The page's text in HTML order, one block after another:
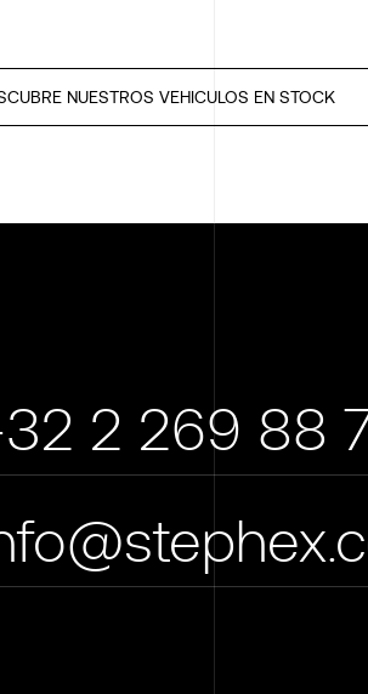
NUESTROS VEHICULOS EN STOCK
2 269 88